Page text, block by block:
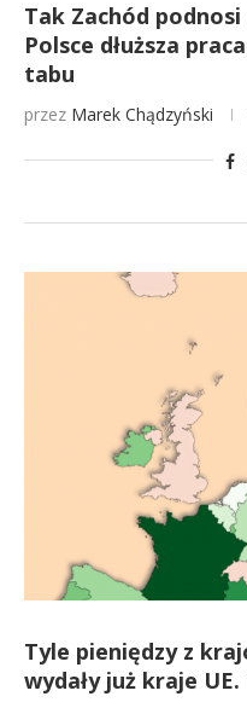
Tak Zachód
Polsce dłuższa
tabu
przez Marek Chądzyński
Tyle pieniędzy z
wydały już kraje